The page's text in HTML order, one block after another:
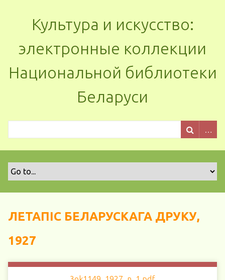
Культура и искусство:
электронные коллекции
Национальной библиотеки
Беларуси
ЛЕТАПІС БЕЛАРУСКАГА ДРУКУ,
1927